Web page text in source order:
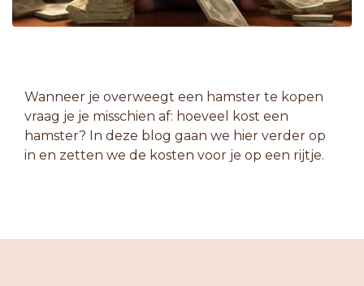
Wanneer je overweegt een hamster te kopen
vraag je je misschien af: hoeveel kost een
hamster? In deze blog gaan we hier verder op
in en zetten we de kosten voor je op een rijtje.